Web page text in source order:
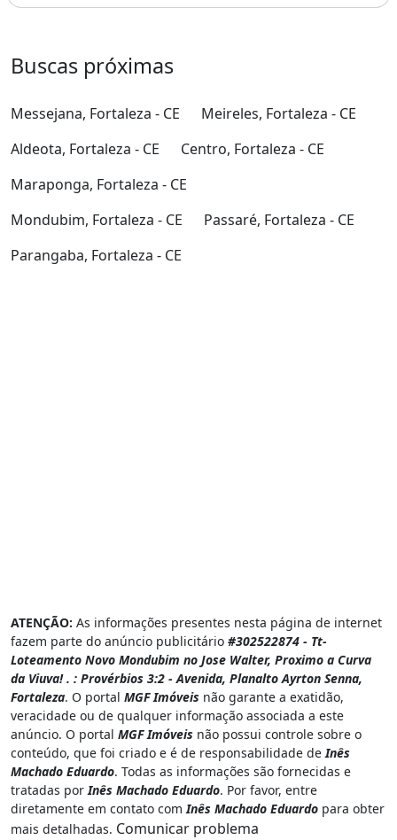
Buscas próximas
Messejana, Fortaleza - CE
Meireles, Fortaleza - CE
Aldeota, Fortaleza - CE
Centro, Fortaleza - CE
Maraponga, Fortaleza - CE
Mondubim, Fortaleza - CE
Passaré, Fortaleza - CE
Parangaba, Fortaleza - CE
ATENÇÃO: As informações presentes nesta página de internet
fazem parte do anúncio publicitário #302522874 - Tt-
Loteamento Novo Mondubim no Jose Walter, Proximo a Curva
da Viuva! . : Provérbios 3:2 - Avenida, Planalto Ayrton Senna,
Fortaleza. O portal MGF Imóveis não garante a exatidão,
veracidade ou de qualquer informação associada a este
anúncio. O portal MGF Imóveis não possui controle sobre o
conteúdo, que foi criado e é de responsabilidade deInês
Machado Eduardo. Todas as informações são fornecidas e
tratadas porInês Machado Eduardo. Por favor, entre
diretamente em contato comInês Machado Eduardo para obter
mais detalhadas. Comunicar problema